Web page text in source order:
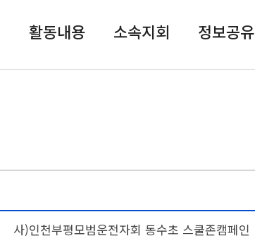
활동내용 소속지회 정보공유
사)인천부평모범운전자회 동수초 스쿨존캠페인